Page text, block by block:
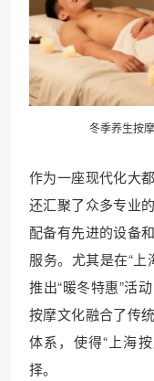
冬季养生按
作为一座现代化大
还汇聚了众多专业
配备有先进的设备
服务。尤其是在“
推出“暖冬特惠”活
按摩文化融合了传
体系，使得“上海
择。